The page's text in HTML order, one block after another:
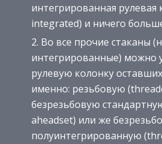
интегрированная рулевая
integrated) и ничего
Во все прочие стаканы
интегрированные) можно
рулевую колонку
именно: резьбовую
безрезьбовую
aheadset) или же
полуинтегрированную